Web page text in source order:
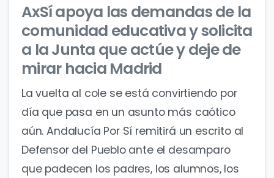
AxSí apoya las demandas de la
comunidad educativa y solicita
a la Junta que actúe y deje de
mirar hacia Madrid
La vuelta al cole se está convirtiendo por
día que pasa en un asunto más caótico
aún. Andalucía Por Sí remitirá un escrito al
Defensor del Pueblo ante el desamparo
que padecen los padres, los alumnos, los